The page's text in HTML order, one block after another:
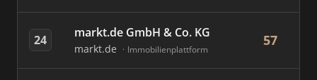
24 markt.de GmbH & Co. KG
markt.de Immobilienplattform
57